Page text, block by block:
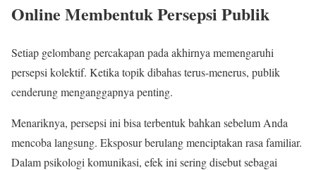
Online Membentuk Persepsi Publik
Setiap gelombang percakapan pada akhirnya memengaruhi
persepsi kolektif. Ketika topik dibahas terus-menerus, publik
cenderung menganggapnya penting.
Menariknya, persepsi ini bisa terbentuk bahkan sebelum Anda
mencoba langsung. Eksposur berulang menciptakan rasa familiar.
Dalam psikologi komunikasi, efek ini sering disebut sebagai